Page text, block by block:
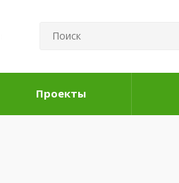
Проекты